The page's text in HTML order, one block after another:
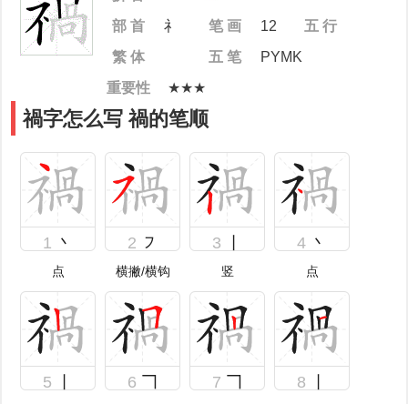
部 首
礻 笔 画 12
五 行
繁 体
五 笔
PYMK
重要性
★★★
禍字怎么写 禍的笔顺
1 丶
点
2 ㇇
横撇/横钩
3
竖
4 丶
点
5 6 𠃍 7 𠃍 8